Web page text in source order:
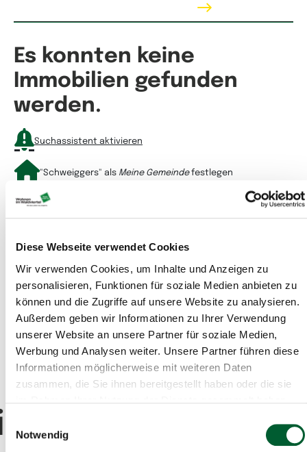
Diese Webseite verwendet Cookies
Wir verwenden Cookies, um Inhalte und Anzeigen zu
personalisieren, Funktionen für soziale Medien anbieten zu
können und die Zugriffe auf unsere Website zu analysieren.
Außerdem geben wir Informationen zu Ihrer Verwendung
unserer Website an unsere Partner für soziale Medien,
Werbung und Analysen weiter. Unsere Partner führen diese
Informationen möglicherweise mit weiteren Daten
zusammen, die Sie ihnen bereitgestellt haben oder die sie
Notwendig
Mietpreis
Wohnfläche
Grundfläche
Räume
Auswahlfeld Räume.
Es konnten keine
Immobilien gefunden
werden.
Suchassistent aktivieren
"Schweiggers" als Meine Gemeindefestlegen
Aktive Filter:
Objekttyp: Haus Alle Filter entfernen
Sie